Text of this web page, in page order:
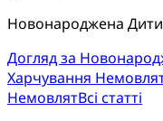
Новонароджена
Догляд за
Харчування
НемовлятВсі статті